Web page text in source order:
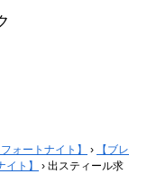
ォートナイト】 ›
【ブレ
ト】
› 出スティール求